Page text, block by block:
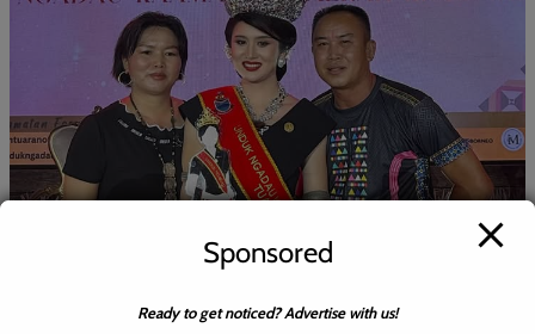
Sponsored
Ready to get noticed? Advertise with us!